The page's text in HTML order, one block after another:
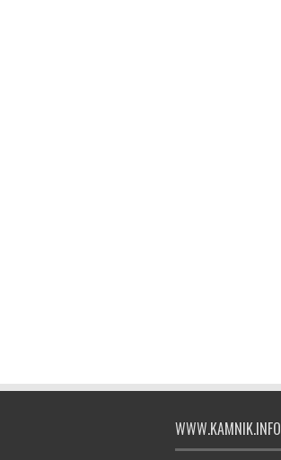
WWW.KAMNIK.INFO